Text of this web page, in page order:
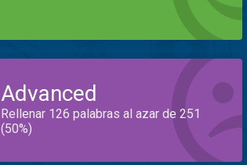
Advanced
Rellenar 126 palabras al azar de 251
(50%)